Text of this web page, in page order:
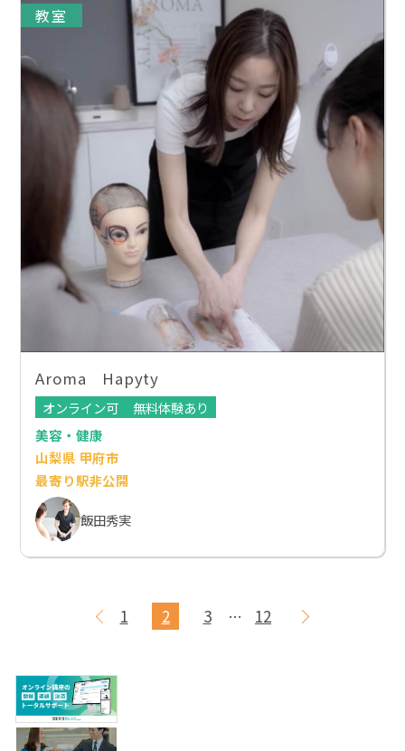
教室
Aroma Hapyty
オンライン可
無料体験あり
美容・健康
山梨県 甲府市
最寄り駅非公開
飯田秀実
1 2 3 … 12